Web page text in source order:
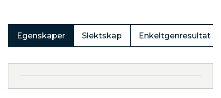
Egenskaper Slektskap Enkeltgenresultat